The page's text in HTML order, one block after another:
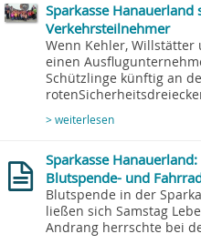
Sparkasse
Verkehrsteilnehmer
Wenn Kehler,
einen
Schützlinge künftig an
> weiterlesen
Sparkasse
Blutspende- und
Blutspende in der
ließen sich Samstag
Andrang herrschte bei